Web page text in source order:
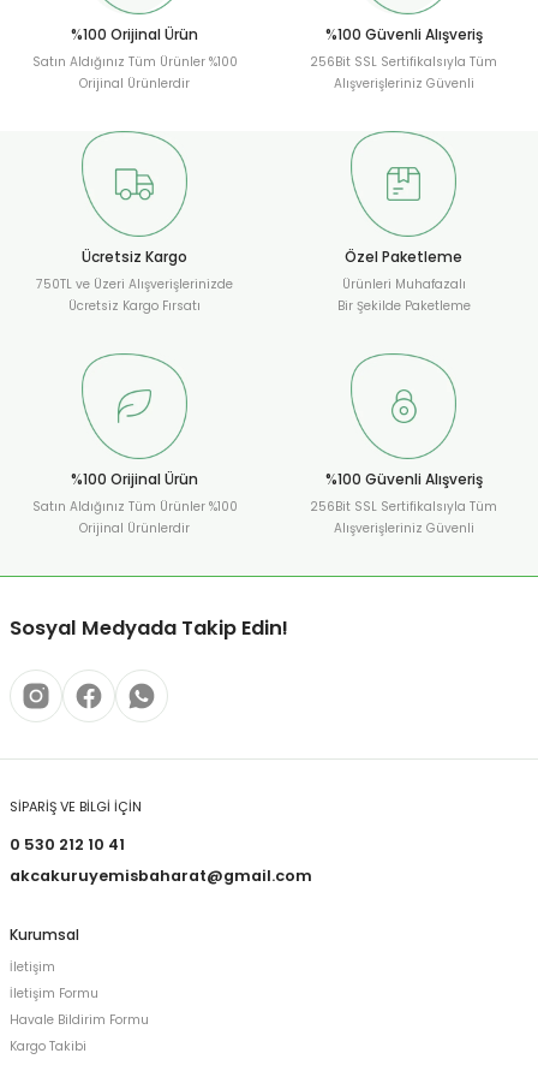
%100 Orijinal Ürün
Satın Aldığınız Tüm Ürünler %100
Orijinal Ürünlerdir
%100 Güvenli Alışveriş
256Bit SSL Sertifikalsıyla Tüm
Alışverişleriniz Güvenli
Ücretsiz Kargo
750TL ve Üzeri Alışverişlerinizde
Ücretsiz Kargo Fırsatı
Özel Paketleme
Ürünleri Muhafazalı
Bir Şekilde Paketleme
%100 Orijinal Ürün
Satın Aldığınız Tüm Ürünler %100
Orijinal Ürünlerdir
%100 Güvenli Alışveriş
256Bit SSL Sertifikalsıyla Tüm
Alışverişleriniz Güvenli
Sosyal Medyada Takip Edin!
SİPARİŞ VE BİLGİ İÇİN
0 530 212 10 41
akcakuruyemisbaharat@gmail.com
Kurumsal
İletişim
İletişim Formu
Havale Bildirim Formu
Kargo Takibi